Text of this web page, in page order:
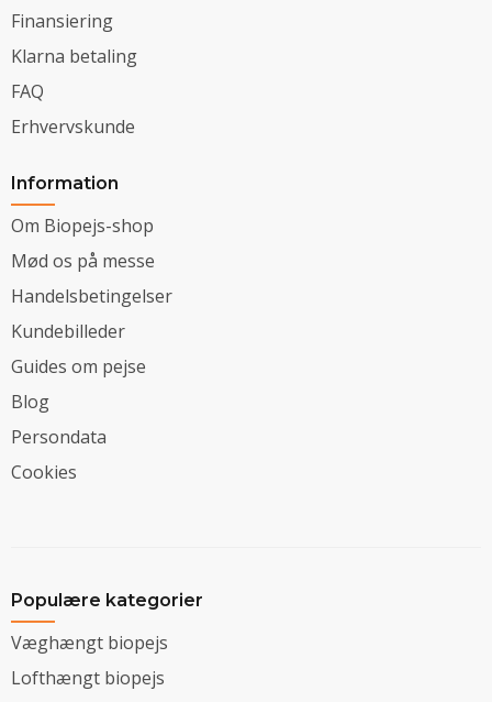
Finansiering
Klarna betaling
FAQ
Erhvervskunde
Information
Om Biopejs-shop
Mød os på messe
Handelsbetingelser
Kundebilleder
Guides om pejse
Blog
Persondata
Cookies
Populære kategorier
Væghængt biopejs
Lofthængt biopejs